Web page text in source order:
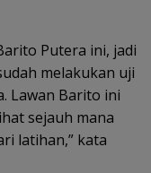
Putera ini, jadi
melakukan uji
Lawan Barito ini
sejauh mana
latihan,” kata